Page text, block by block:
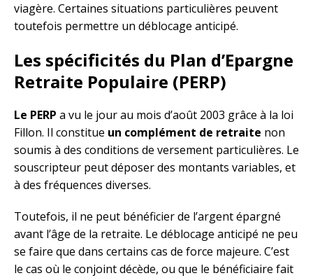
viagère. Certaines situations particulières peuvent
toutefois permettre un déblocage anticipé.
Les spécificités du Plan d’Epargne
Retraite Populaire (PERP)
Le PERP a vu le jour au mois d’août 2003 grâce à la loi
Fillon. Il constitue un complément de retraite non
soumis à des conditions de versement particulières. Le
souscripteur peut déposer des montants variables, et
à des fréquences diverses.
Toutefois, il ne peut bénéficier de l’argent épargné
avant l’âge de la retraite. Le déblocage anticipé ne peu
se faire que dans certains cas de force majeure. C’est
le cas où le conjoint décède, ou que le bénéficiaire fait